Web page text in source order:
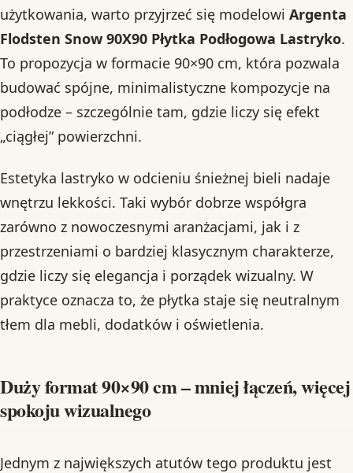
użytkowania, warto przyjrzeć się modelowi Argenta
Flodsten Snow 90X90 Płytka Podłogowa Lastryko.
To propozycja w formacie 90×90 cm, która pozwala
budować spójne, minimalistyczne kompozycje na
podłodze – szczególnie tam, gdzie liczy się efekt
„ciągłej” powierzchni.
Estetyka lastryko w odcieniu śnieżnej bieli nadaje
wnętrzu lekkości. Taki wybór dobrze współgra
zarówno z nowoczesnymi aranżacjami, jak i z
przestrzeniami o bardziej klasycznym charakterze,
gdzie liczy się elegancja i porządek wizualny. W
praktyce oznacza to, że płytka staje się neutralnym
tłem dla mebli, dodatków i oświetlenia.
Duży format 90×90 cm – mniej łączeń, więcej
spokoju wizualnego
Jednym z największych atutów tego produktu jest